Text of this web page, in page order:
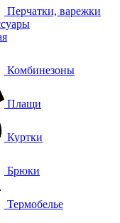
Перчатки, варежки
Комбинезоны
Плащи
Куртки
Брюки
Термобелье